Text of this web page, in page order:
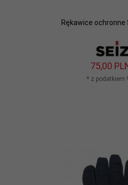
Rękawice ochronne
75,00
* z podatkiem